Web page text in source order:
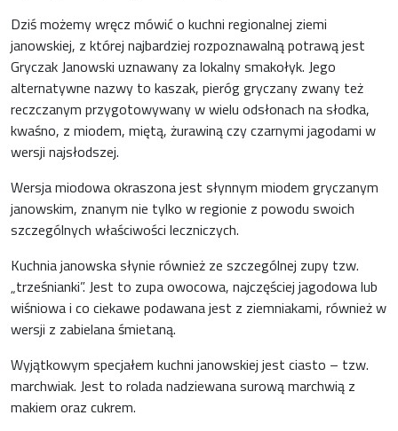
Dziś możemy wręcz mówić o kuchni regionalnej ziemi
janowskiej, z której najbardziej rozpoznawalną potrawą jest
Gryczak Janowski uznawany za lokalny smakołyk. Jego
alternatywne nazwy to kaszak, pieróg gryczany zwany też
reczczanym przygotowywany w wielu odsłonach na słodka,
kwaśno, z miodem, miętą, żurawiną czy czarnymi jagodami w
wersji najsłodszej.
Wersja miodowa okraszona jest słynnym miodem gryczanym
janowskim, znanym nie tylko w regionie z powodu swoich
szczególnych właściwości leczniczych.
Kuchnia janowska słynie również ze szczególnej zupy tzw.
„trześnianki”. Jest to zupa owocowa, najczęściej jagodowa lub
wiśniowa i co ciekawe podawana jest z ziemniakami, również w
wersji z zabielana śmietaną.
Wyjątkowym specjałem kuchni janowskiej jest ciasto – tzw.
marchwiak. Jest to rolada nadziewana surową marchwią z
makiem oraz cukrem.